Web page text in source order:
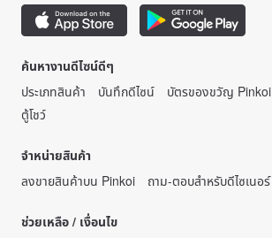
ค้นหางานดีไซน์ดีๆ
ประเภทสินค้า
บันทึกดีไซน์ บัตรของขวัญ Pinkoi
ตู้โชว์
จำหน่ายสินค้า
ลงขายสินค้าบน Pinkoi
ถาม-ตอบสำหรับดีไซเนอร์
ช่วยเหลือ / เงื่อนไข